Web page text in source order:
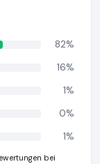
82%
16%
1%
0%
1%
bei